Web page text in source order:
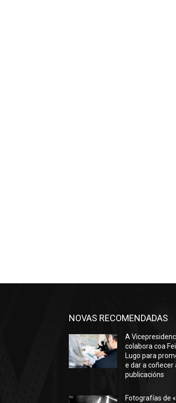
NOVAS RECOMENDADAS
A
colabora coa
Lugo para
e dar a coñecer
publicacións
Fotografías de